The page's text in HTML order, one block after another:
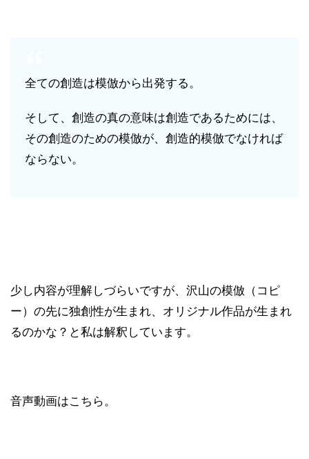
全ての創造は模倣から出発する。
そして、創造の真の意味は創造であるためには、
その創造のための模倣が、創造的模倣でなければ
ならない。
少し内容が理解しづらいですが、沢山の模倣（コピ
ー）の先に独創性が生まれ、オリジナル作品が生まれ
るのかな？と私は解釈しています。
音声動画はこちら。